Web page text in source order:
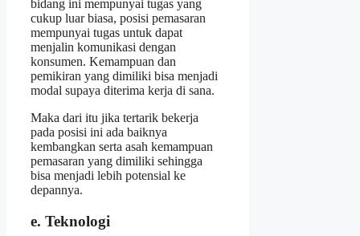
bidang ini mempunyai tugas yang
cukup luar biasa, posisi pemasaran
mempunyai tugas untuk dapat
menjalin komunikasi dengan
konsumen. Kemampuan dan
pemikiran yang dimiliki bisa menjadi
modal supaya diterima kerja di sana.
Maka dari itu jika tertarik bekerja
pada posisi ini ada baiknya
kembangkan serta asah kemampuan
pemasaran yang dimiliki sehingga
bisa menjadi lebih potensial ke
depannya.
e. Teknologi